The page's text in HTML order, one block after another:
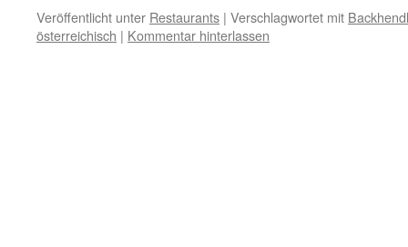
Veröffentlicht unter Restaurants | Verschlagwortet mit Backhendl
österreichisch | Kommentar hinterlassen